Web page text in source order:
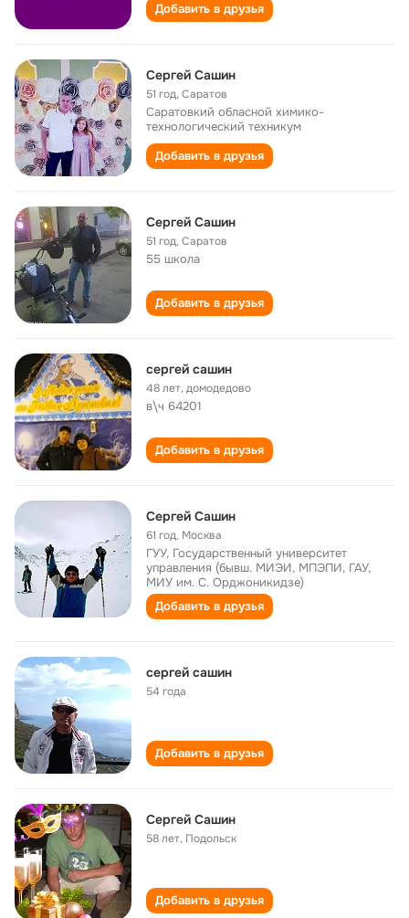
Добавить в друзья
Сергей Сашин
51 год,Саратов
Саратовкий обласной химико-
технологический техникум
Добавить в друзья
Сергей Сашин
51 год,Саратов
55 школа
Добавить в друзья
сергей сашин
48 лет,домодедово
в\ч 64201
Добавить в друзья
Сергей Сашин
61 год, Москва
ГУУ, Государственный университет
управления (бывш. МИЭИ, МПЭПИ, ГАУ,
МИУ им. С. Орджоникидзе)
Добавить в друзья
сергей сашин
54 года
Добавить в друзья
Сергей Сашин
58 лет, Подольск
Добавить в друзья